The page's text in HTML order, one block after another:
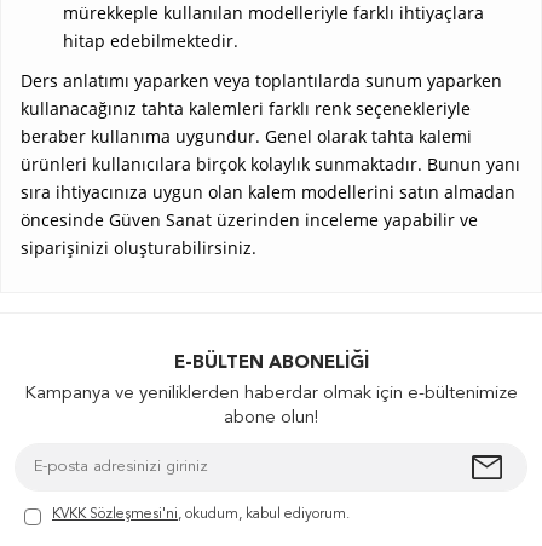
mürekkeple kullanılan modelleriyle farklı ihtiyaçlara
hitap edebilmektedir.
Ders anlatımı yaparken veya toplantılarda sunum yaparken
kullanacağınız tahta kalemleri farklı renk seçenekleriyle
beraber kullanıma uygundur. Genel olarak tahta kalemi
ürünleri kullanıcılara birçok kolaylık sunmaktadır. Bunun yanı
sıra ihtiyacınıza uygun olan kalem modellerini satın almadan
öncesinde Güven Sanat üzerinden inceleme yapabilir ve
siparişinizi oluşturabilirsiniz.
E-BÜLTEN ABONELIĞI
Kampanya ve yeniliklerden haberdar olmak için e-bültenimize
abone olun!
KVKK Sözleşmesi'ni, okudum, kabul ediyorum.